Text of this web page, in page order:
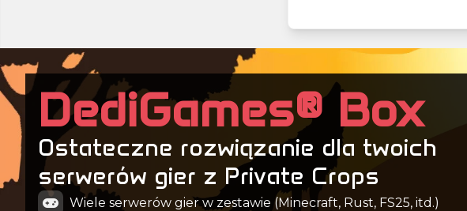
DediGames® Box
Ostateczne rozwiązanie dla twoich
serwerów gier z Private Crops
Wiele serwerów gier w zestawie (Minecraft, Rust, FS25, itd.)